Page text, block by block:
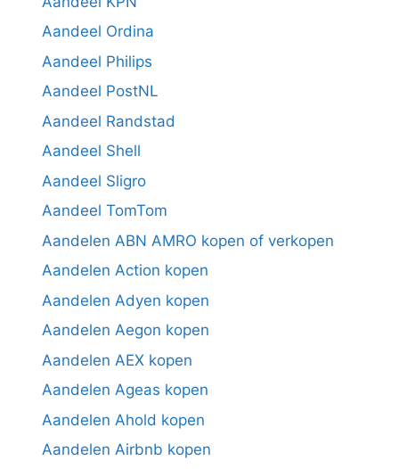
Aandeel Ordina
Aandeel Philips
Aandeel PostNL
Aandeel Randstad
Aandeel Shell
Aandeel Sligro
Aandeel TomTom
Aandelen ABN AMRO kopen of verkopen
Aandelen Action kopen
Aandelen Adyen kopen
Aandelen Aegon kopen
Aandelen AEX kopen
Aandelen Ageas kopen
Aandelen Ahold kopen
Aandelen Airbnb kopen